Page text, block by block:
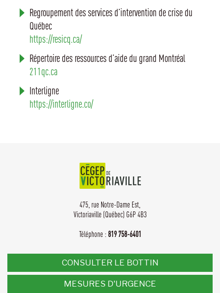
Regroupement des services d’intervention de crise du
Québec
https://resicq.ca/
Répertoire des ressources d’aide du grand Montréal
211qc.ca
Interligne
https://interligne.co/
475, rue Notre-Dame Est,
Victoriaville (Québec) G6P 4B3
Téléphone :819 758-6401
CONSULTER LE BOTTIN
MESURES D'URGENCE